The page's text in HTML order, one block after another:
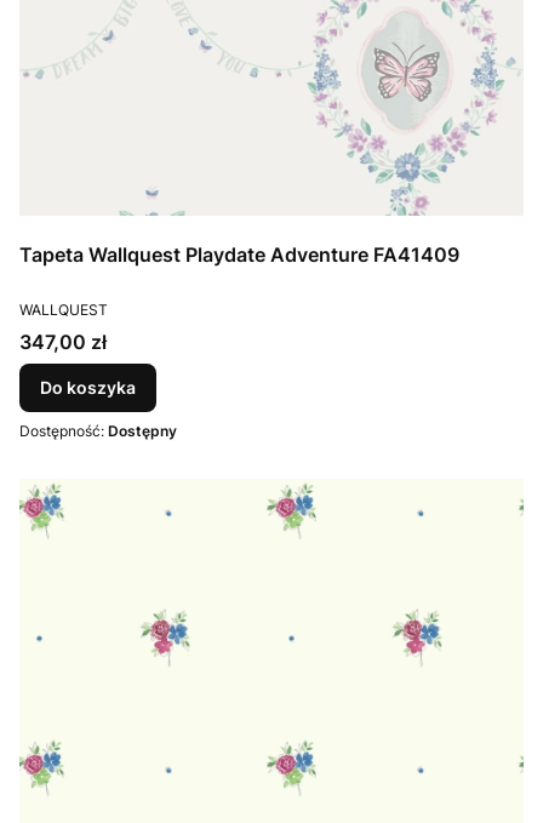
Tapeta Wallquest Playdate Adventure FA41409
PRODUCENT
WALLQUEST
Cena
347,00 zł
Do koszyka
Dostępność: Dostępny